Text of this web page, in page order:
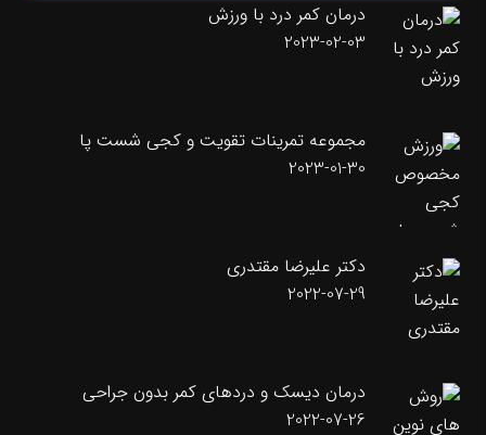
درمان کمر درد با ورزش
2023-02-03
مجموعه تمرینات تقویت و کجی شست پا
2023-01-30
دکتر علیرضا مقتدری
2022-07-29
درمان دیسک و دردهای کمر بدون جراحی
2022-07-26